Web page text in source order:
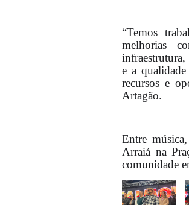
“Temos
melhorias
infraestrutura,
e a
recursos e
Artagão.
Entre
Arraiá na
comunidade